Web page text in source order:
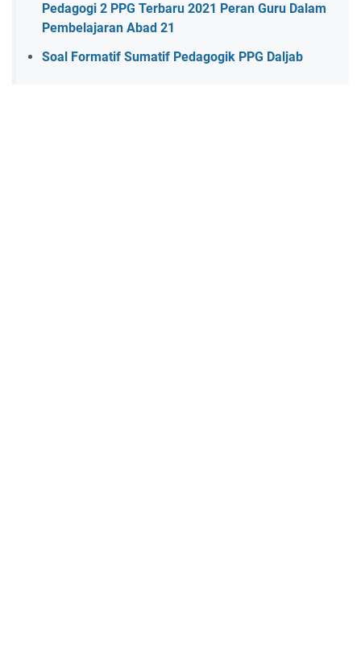
Pedagogi 2 PPG Terbaru 2021 Peran Guru Dalam
Pembelajaran Abad 21
Soal Formatif Sumatif Pedagogik PPG Daljab